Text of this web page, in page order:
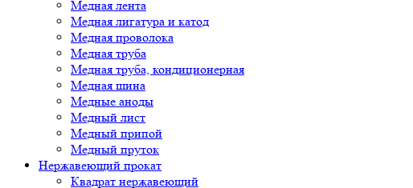
Медная лента
Медная лигатура и катод
Медная проволока
Медная труба
Медная труба, кондиционерная
Медная шина
Медные аноды
Медный лист
Медный припой
Медный пруток
Нержавеющий прокат
Квадрат нержавеющий